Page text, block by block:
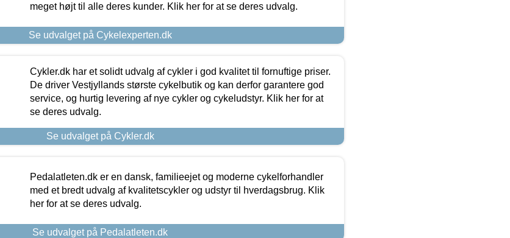
meget højt til alle deres kunder. Klik her for at se deres udvalg.
Se udvalget på Cykelexperten.dk
Cykler.dk har et solidt udvalg af cykler i god kvalitet til fornuftige priser.
De driver Vestjyllands største cykelbutik og kan derfor garantere god
service, og hurtig levering af nye cykler og cykeludstyr. Klik her for at
se deres udvalg.
Se udvalget på Cykler.dk
Pedalatleten.dk er en dansk, familieejet og moderne cykelforhandler
med et bredt udvalg af kvalitetscykler og udstyr til hverdagsbrug. Klik
her for at se deres udvalg.
Se udvalget på Pedalatleten.dk